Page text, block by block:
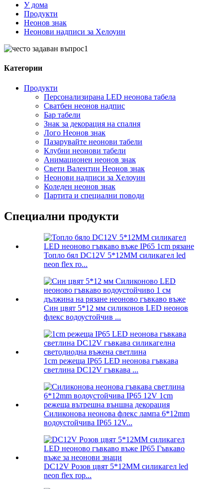
У дома
Продукти
Неонов знак
Неонови надписи за Хелоуин
Категории
Продукти
Персонализирана LED неонова табела
Сватбен неонов надпис
Бар табели
Знак за декорация на спалня
Лого Неонов знак
Пазарувайте неонови табели
Клубни неонови табели
Анимационен неонов знак
Свети Валентин Неонов знак
Неонови надписи за Хелоуин
Коледен неонов знак
Партита и специални поводи
Специални продукти
Топло бял DC12V 5*12MM силикагел led
neon flex ro...
Син цвят 5*12 мм силиконов LED неонов
флекс водоустойчив ...
1cm режеща IP65 LED неонова гъвкава
светлина DC12V гъвкава ...
Силиконова неонова флекс лампа 6*12mm
водоустойчива IP65 12V...
DC12V Розов цвят 5*12MM силикагел led
neon flex rop...